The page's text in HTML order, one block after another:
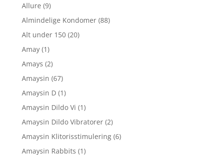
Allure (9)
Almindelige Kondomer (88)
Alt under 150 (20)
Amay (1)
Amays (2)
Amaysin (67)
Amaysin D (1)
Amaysin Dildo Vi (1)
Amaysin Dildo Vibratorer (2)
Amaysin Klitorisstimulering (6)
Amaysin Rabbits (1)